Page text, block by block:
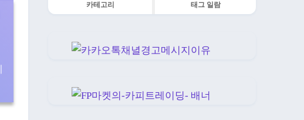
카테고리 태그 일람